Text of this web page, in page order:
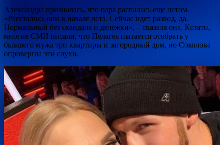
Александра призналась, что пара распалась еще летом.
«Расстались они в начале лета. Сейчас идет развод, да.
Нормальный без скандала и дележки», – сказала она. Кстати,
многие СМИ писали, что Пелагея пытается отобрать у
бывшего мужа три квартиры и загородный дом, но Соколова
опровергла эти слухи.